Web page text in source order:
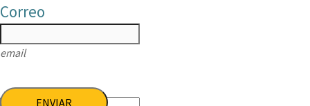
Correo
email
ENVIAR